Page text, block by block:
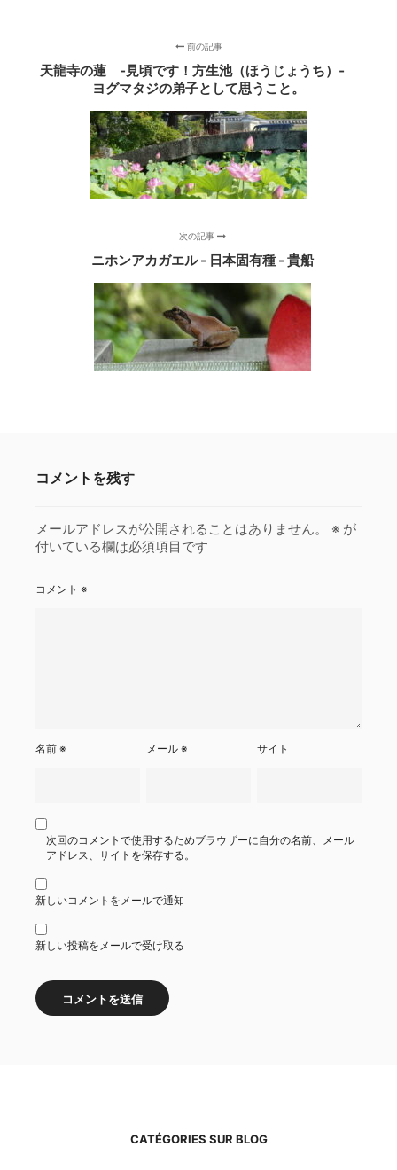
前の記事
天龍寺の蓮 ‐見頃です！方生池（ほうじょうち）‐
ヨグマタジの弟子として思うこと。
次の記事
ニホンアカガエル - 日本固有種 - 貴船
コメントを残す
メールアドレスが公開されることはありません。 ※ が
付いている欄は必須項目です
コメント ※
名前 ※ メール※ サイト
次回のコメントで使用するためブラウザーに自分の名前、メール
アドレス、サイトを保存する。
新しいコメントをメールで通知
新しい投稿をメールで受け取る
CATÉGORIES SUR BLOG